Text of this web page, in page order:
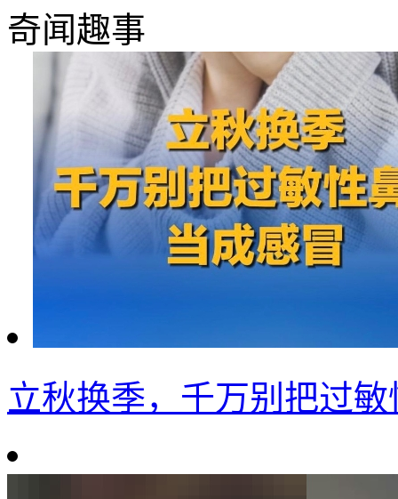
奇闻趣事
立秋换季，千万别把过